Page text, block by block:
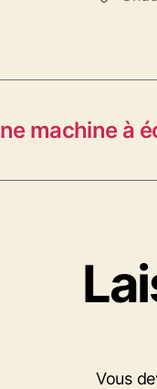
machine à
Vous